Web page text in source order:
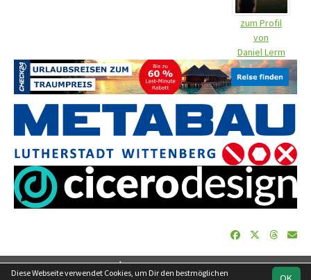
zum Profil
von
Daniel Lerm
soccero.de
Diese Webseite verwendet Cookies, um Dir den bestmöglichen